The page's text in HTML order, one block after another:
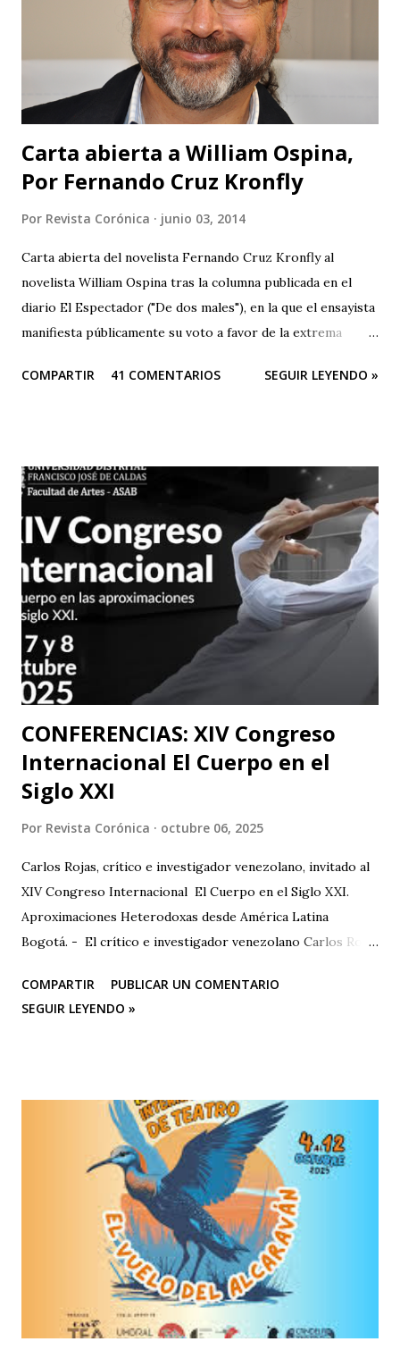
público de un modo vergonzoso. El público de Barichara es
gente que ha tenido acceso a la cultura y los que no lo han
tenido no son tan ciegos para no notar las fallas. Pero para
que no se crea que...
Carta abierta a William Ospina,
Por Fernando Cruz Kronfly
Por Revista Corónica junio 03, 2014
Carta abierta del novelista Fernando Cruz Kronfly al
novelista William Ospina tras la columna publicada en el
diario El Espectador ("De dos males"), en la que el ensayista
manifiesta públicamente su voto a favor de la extrema
de Colombia. Aquí la columna de Ospina . Revista Corónica
está claro y nada de esto se afectará. Pero, la publicidad de
tu documento me obliga a hablarte en público. Entonces,
debo decirte que tu decisión de preferir al Zorro sobre el
Santo me ha llenado de estupor. No necesitabas explicarla
de una manera tan aterradora. Lo de menos es tu voto
anunciado, del que eres libre y soberano. Se trata de una
decisión que, por supuesto, no comparto pero que
respeto. Así es como suele decirse, con educación? Pero, lo
que me ll...
COMPARTIR 41 COMENTARIOS SEGUIR LEYENDO »
CONFERENCIAS: XIV Congreso
Internacional El Cuerpo en el
Siglo XXI
Por Revista Corónica octubre 06, 2025
Carlos Rojas, crítico e investigador venezolano, invitado al
XIV Congreso Internacional El Cuerpo en el Siglo XXI.
Aproximaciones Heterodoxas desde América Latina
Bogotá. - El crítico e investigador venezolano Carlos Rojas
Experimental de las Artes (UNEARTE), de Venezuela, en la
nueva edición del XIV Congreso Internacional El Cuerpo en
Francisco José de Caldas (Bogotá, Colombia). El congreso
cuenta con el respaldo de instituciones académicas de gran
prestigio como la Universidad Michoacana de San Nicolás
de Hidalgo (México), la Facultad de Estudios Superiores
Iztacala (UNAM, México) y la Facultad de Estudios
Superiores Acatlán (UNAM, México), además de un comité
organizador comprometido con abrir nuevas miradas sobre
el cuerpo, la esce...
COMPARTIR
PUBLICAR UN COMENTARIO
SEGUIR LEYENDO »